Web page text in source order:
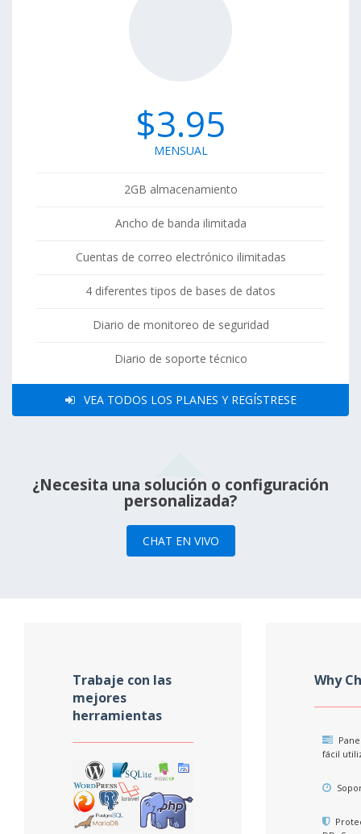
$3.95
MENSUAL
2GB almacenamiento
Ancho de banda ilimitada
Cuentas de correo electrónico ilimitadas
4 diferentes tipos de bases de datos
Diario de monitoreo de seguridad
Diario de soporte técnico
VEA TODOS LOS PLANES Y REGÍSTRESE
¿Necesita una solución o configuración
personalizada?
CHAT EN VIVO
Trabaje con las
mejores
herramientas
Why
fácil